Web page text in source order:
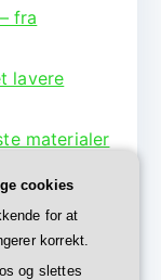
fra
lavere
materialer
cookies
for at
korrekt.
og slettes